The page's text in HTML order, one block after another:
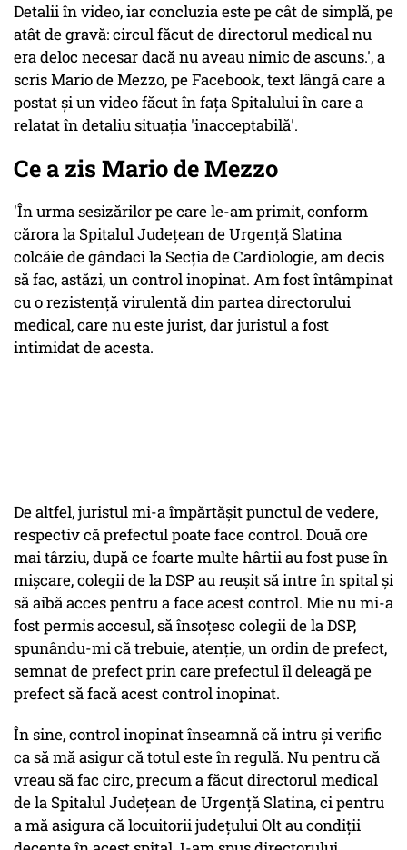
Detalii în video, iar concluzia este pe cât de simplă, pe
atât de gravă: circul făcut de directorul medical nu
era deloc necesar dacă nu aveau nimic de ascuns.', a
scris Mario de Mezzo, pe Facebook, text lângă care a
postat și un video făcut în fața Spitalului în care a
relatat în detaliu situația 'inacceptabilă'.
Ce a zis Mario de Mezzo
'În urma sesizărilor pe care le-am primit, conform
cărora la Spitalul Județean de Urgență Slatina
colcăie de gândaci la Secția de Cardiologie, am decis
să fac, astăzi, un control inopinat. Am fost întâmpinat
cu o rezistență virulentă din partea directorului
medical, care nu este jurist, dar juristul a fost
intimidat de acesta.
De altfel, juristul mi-a împărtășit punctul de vedere,
respectiv că prefectul poate face control. Două ore
mai târziu, după ce foarte multe hârtii au fost puse în
mișcare, colegii de la DSP au reușit să intre în spital și
să aibă acces pentru a face acest control. Mie nu mi-a
fost permis accesul, să însoțesc colegii de la DSP,
spunându-mi că trebuie, atenție, un ordin de prefect,
semnat de prefect prin care prefectul îl deleagă pe
prefect să facă acest control inopinat.
În sine, control inopinat înseamnă că intru și verific
ca să mă asigur că totul este în regulă. Nu pentru că
vreau să fac circ, precum a făcut directorul medical
de la Spitalul Județean de Urgență Slatina, ci pentru
a mă asigura că locuitorii județului Olt au condiții